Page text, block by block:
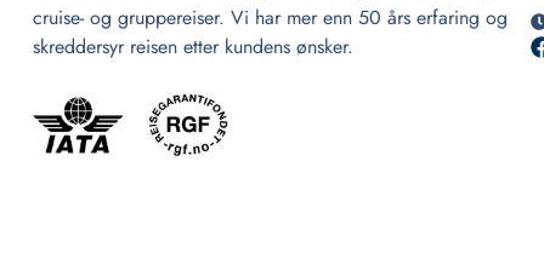
cruise- og gruppereiser. Vi har mer enn 50 års erfaring og
skreddersyr reisen etter kundens ønsker.